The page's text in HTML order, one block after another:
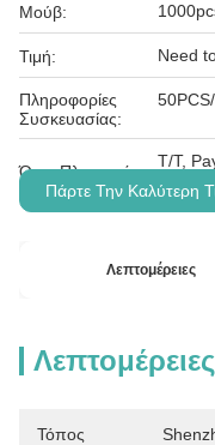
Μούβ:
Τιμή: Need
Πληροφορίες
Συσκευασίας:
Όροι Πληρωμής:
T/T,
Πάρτε Την Καλύτερη
Λεπτομέρειες
Λεπτομέρειες
Τόπος